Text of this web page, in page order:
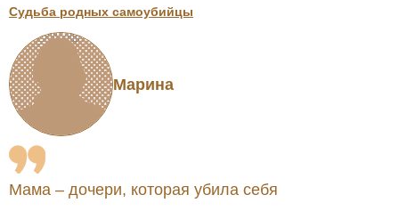
Судьба родных самоубийцы
Марина
Мама – дочери, которая убила себя